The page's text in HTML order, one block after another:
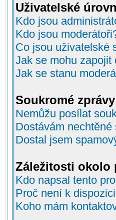
Uživatelské
Kdo jsou
Kdo jsou
Co jsou uživatelské
Jak se mohu
Jak se stanu
Soukromé zprávy
Nemůžu posílat
Dostávám nechtěné
Dostal jsem
Záležitosti okolo
Kdo napsal tento
Proč není k
Koho mám